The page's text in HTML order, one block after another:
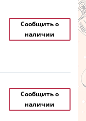
Сообщить о
наличии
Сообщить о
наличии